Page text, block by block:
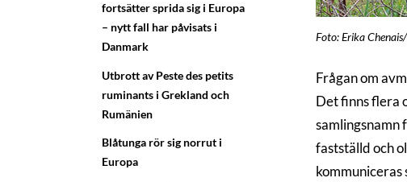
fortsätter sprida sig i Europa
– nytt fall har påvisats i
Danmark
Utbrott av Peste des petits
ruminants i Grekland och
Rumänien
Blåtunga rör sig norrut i
Europa
Foto: Erika
Frågan om
Det finns flera
samlingsnamn
fastställd och
kommuniceras